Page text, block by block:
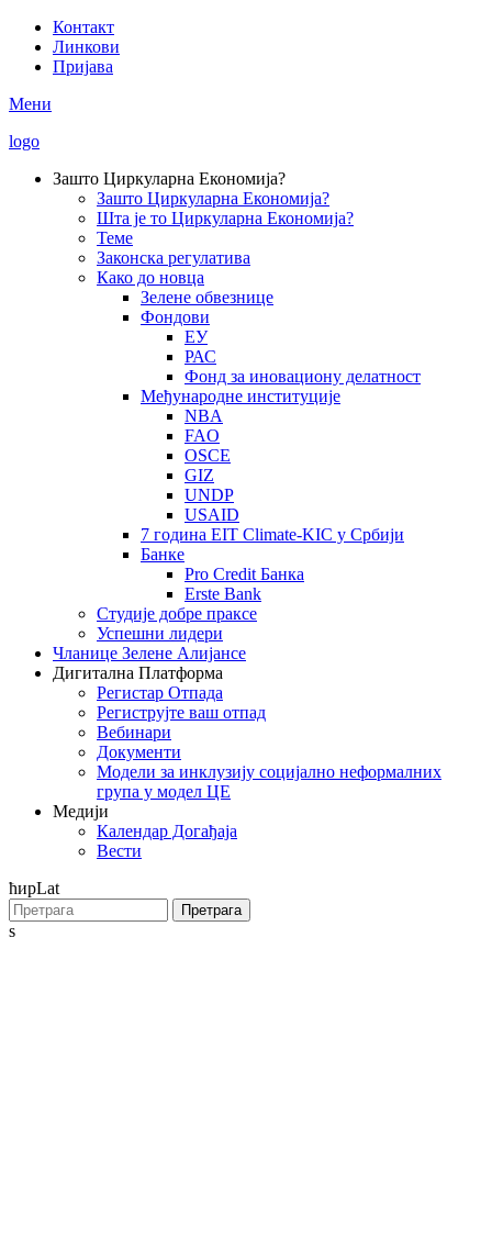
Skip
main
Secondary
Menu
Контакт
Линкови
Пријава
Мени
logo
navigation
Зашто Циркуларна Економија?
Зашто Циркуларна Економија?
Шта је то Циркуларна Економија?
Теме
Законска регулатива
Како до новца
Зелене обвезнице
Фондови
ЕУ
РАС
Фонд за иновациону делатност
Међународне институције
NBA
FAO
OSCE
GIZ
UNDP
USAID
7 година EIT Climate-KIC у Србији
Банке
Pro Credit Банка
Erste Bank
Студије добре праксе
Успешни лидери
Чланице Зелене Алијансе
Дигитална Платформа
Регистар Отпада
Региструјте ваш отпад
Вебинари
Документи
Модели за инклузију социјално неформалних
група у модел ЦЕ
Медији
Календар Догађаја
Вести
ћирLat
Претрага
s